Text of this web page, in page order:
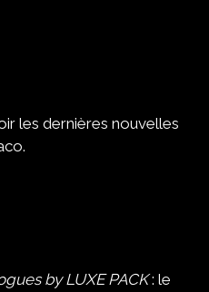
les dernières nouvelles
by LUXE PACK: le